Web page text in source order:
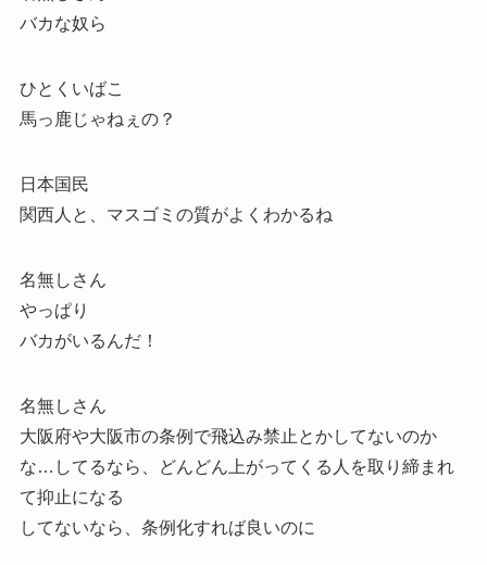
バカな奴ら
ひとくいばこ
馬っ鹿じゃねぇの？
日本国民
関西人と、マスゴミの質がよくわかるね
名無しさん
やっぱり
バカがいるんだ！
名無しさん
大阪府や大阪市の条例で飛込み禁止とかしてないのか
な…してるなら、どんどん上がってくる人を取り締まれ
て抑止になる
してないなら、条例化すれば良いのに